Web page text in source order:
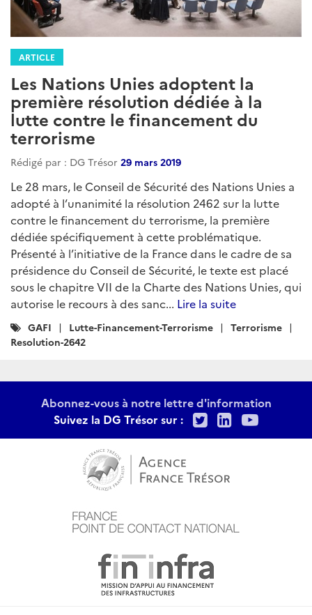
ARTICLE
Les Nations Unies adoptent la
première résolution dédiée à la
lutte contre le financement du
terrorisme
Rédigé par : DG Trésor 29 mars 2019
Le 28 mars, le Conseil de Sécurité des Nations Unies a
adopté à l’unanimité la résolution 2462 sur la lutte
contre le financement du terrorisme, la première
dédiée spécifiquement à cette problématique.
Présenté à l’initiative de la France dans le cadre de sa
présidence du Conseil de Sécurité, le texte est placé
sous le chapitre VII de la Charte des Nations Unies, qui
autorise le recours à des sanc... Lire la suite
Catégories
:
GAFI Lutte-Financement-Terrorisme
Terrorisme
Resolution-2642
Abonnez-vous à notre lettre d'information
Suivez la DG Trésor sur :
TwitterLinkedIn